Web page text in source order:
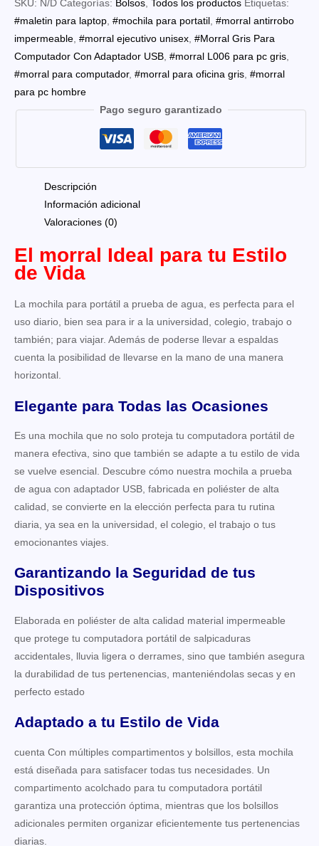
GRIS
SKU: N/D Categorías: Bolsos, Todos los productos Etiquetas:
#maletin para laptop, #mochila para portatil, #morral antirrobo
impermeable, #morral ejecutivo unisex, #Morral Gris Para
Computador Con Adaptador USB, #morral L006 para pc gris,
#morral para computador, #morral para oficina gris, #morral
para pc hombre
Pago seguro garantizado
Descripción
Información adicional
Valoraciones (0)
El morral Ideal para tu Estilo
de Vida
La mochila para portátil a prueba de agua, es perfecta para el
uso diario, bien sea para ir a la universidad, colegio, trabajo o
también; para viajar. Además de poderse llevar a espaldas
cuenta la posibilidad de llevarse en la mano de una manera
horizontal.
Elegante para Todas las Ocasiones
Es una mochila que no solo proteja tu computadora portátil de
manera efectiva, sino que también se adapte a tu estilo de vida
se vuelve esencial. Descubre cómo nuestra mochila a prueba
de agua con adaptador USB, fabricada en poliéster de alta
calidad, se convierte en la elección perfecta para tu rutina
diaria, ya sea en la universidad, el colegio, el trabajo o tus
emocionantes viajes.
Garantizando la Seguridad de tus
Dispositivos
Elaborada en poliéster de alta calidad material impermeable
que protege tu computadora portátil de salpicaduras
accidentales, lluvia ligera o derrames, sino que también asegura
la durabilidad de tus pertenencias, manteniéndolas secas y en
perfecto estado
Adaptado a tu Estilo de Vida
cuenta Con múltiples compartimentos y bolsillos, esta mochila
está diseñada para satisfacer todas tus necesidades. Un
compartimento acolchado para tu computadora portátil
garantiza una protección óptima, mientras que los bolsillos
adicionales permiten organizar eficientemente tus pertenencias
diarias.